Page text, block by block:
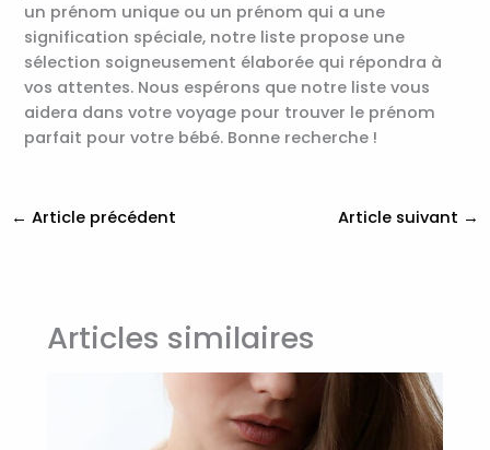
un prénom unique ou un prénom qui a une
signification spéciale, notre liste propose une
sélection soigneusement élaborée qui répondra à
vos attentes. Nous espérons que notre liste vous
aidera dans votre voyage pour trouver le prénom
parfait pour votre bébé. Bonne recherche !
← Article précédent Article suivant →
Articles similaires